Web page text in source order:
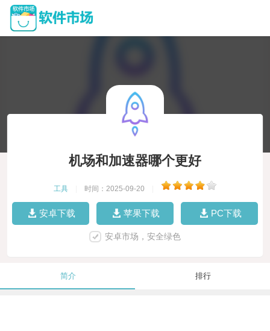
机场和加速器哪个更好
工具 时间：2025-09-20
安卓下载 苹果下载 PC下载
安卓市场，安全绿色
简介 排行